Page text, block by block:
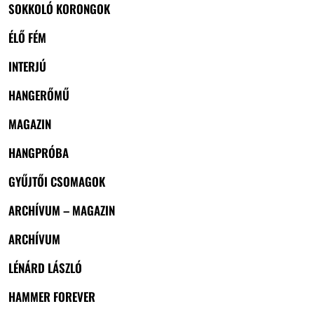
SOKKOLÓ KORONGOK
ÉLŐ FÉM
INTERJÚ
HANGERŐMŰ
MAGAZIN
HANGPRÓBA
GYŰJTŐI CSOMAGOK
ARCHÍVUM – MAGAZIN
ARCHÍVUM
LÉNÁRD LÁSZLÓ
HAMMER FOREVER